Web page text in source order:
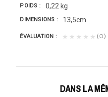
POIDS 0,22 kg
DIMENSIONS 13,5cm
ÉVALUATION ★★★★★ (0)
DANS LA